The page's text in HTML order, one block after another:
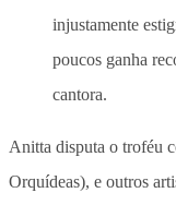
injustamente
poucos ganha
cantora.
Anitta disputa o troféu
Orquídeas), e outros